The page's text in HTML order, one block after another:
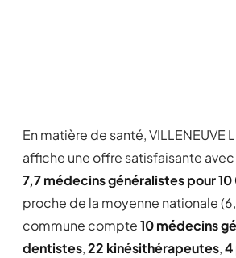
En matière de santé, VILLENEUVE
affiche une offre satisfaisante
7,7 médecins généralistes pour
proche de la moyenne nationale
commune compte10 médecins
dentistes,22 kinésithérapeutes,4